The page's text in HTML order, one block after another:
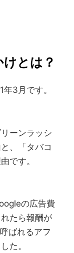
けとは？
3月です。
ーンラッシ
、「タバコ
です。
の広告費
たら報酬が
ばれるアフ
た。